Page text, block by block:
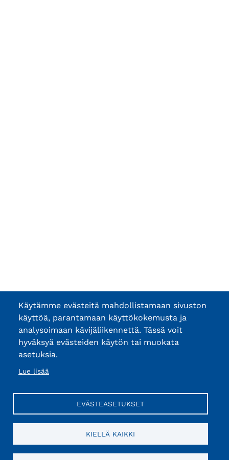
Käytämme evästeitä mahdollistamaan sivuston
käyttöä, parantamaan käyttökokemusta ja
analysoimaan kävijäliikennettä. Tässä voit
hyväksyä evästeiden käytön tai muokata
asetuksia.
Lue lisää
EVÄSTEASETUKSET
KIELLÄ KAIKKI